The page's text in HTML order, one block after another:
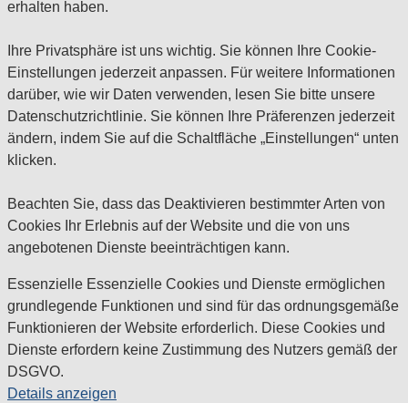
erhalten haben.
Ihre Privatsphäre ist uns wichtig. Sie können Ihre Cookie-
Einstellungen jederzeit anpassen. Für weitere Informationen
darüber, wie wir Daten verwenden, lesen Sie bitte unsere
Datenschutzrichtlinie. Sie können Ihre Präferenzen jederzeit
ändern, indem Sie auf die Schaltfläche „Einstellungen“ unten
klicken.
Beachten Sie, dass das Deaktivieren bestimmter Arten von
Cookies Ihr Erlebnis auf der Website und die von uns
angebotenen Dienste beeinträchtigen kann.
Essenzielle Essenzielle Cookies und Dienste ermöglichen
grundlegende Funktionen und sind für das ordnungsgemäße
Funktionieren der Website erforderlich. Diese Cookies und
Dienste erfordern keine Zustimmung des Nutzers gemäß der
DSGVO.
Details anzeigen